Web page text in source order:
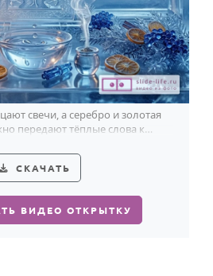
свечи, а серебро и золотая
передают тёплые слова к
СКАЧАТЬ
ВИДЕО ОТКРЫТКУ